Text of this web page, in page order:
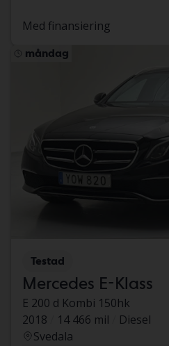
Med finansiering
måndag
Testad
Mercedes E-Klass
E 200 d Kombi 150hk
2018
14 466 mil
Diesel
Svedala